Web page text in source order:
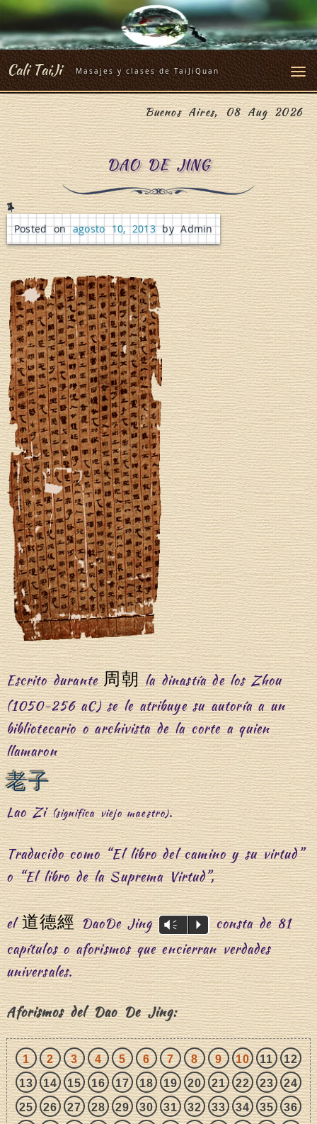
Skip
Cali TaiJi Masajes y clases de TaiJiQuan
Buenos Aires, 08 Aug 2026
DAO DE JING
Posted onagosto 10, 2013by Admin
Escrito durante周朝la dinastía de los Zhou
(1050-256 aC) se le atribuye su autoría a un
bibliotecario o archivista de la corte a quien
llamaron
老子
Lao Zi(significa viejo maestro).
Traducido como “El libro del camino y su virtud”
o “El libro de la Suprema Virtud”,
el道德經DaoDe Jing Vm P
consta de 81
capítulos o aforismos que encierran verdades
universales.
Aforismos del Dao De Jing:
1 2 3 4 5 6 7 8 9 10 11
12
13
14 15 16 17 18 19 20 21 22 23
24
25
26 27 28 29 30 31 32 33 34 35
36